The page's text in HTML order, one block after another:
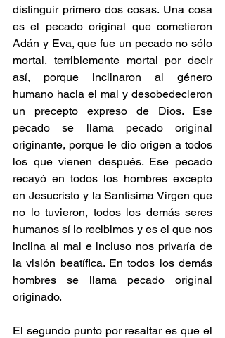
distinguir primero dos cosas. Una cosa
es el pecado original que cometieron
Adán y Eva, que fue un pecado no sólo
mortal, terriblemente mortal por decir
así, porque inclinaron al género
humano hacia el mal y desobedecieron
un precepto expreso de Dios. Ese
pecado se llama pecado original
originante, porque le dio origen a todos
los que vienen después. Ese pecado
recayó en todos los hombres excepto
en Jesucristo y la Santísima Virgen que
no lo tuvieron, todos los demás seres
humanos sí lo recibimos y es el que nos
inclina al mal e incluso nos privaría de
la visión beatífica. En todos los demás
hombres se llama pecado original
originado.
El segundo punto por resaltar es que el